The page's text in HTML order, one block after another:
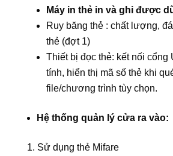
Máy in thẻ in và ghi được
Ruy băng thẻ : chất lượng,
thẻ (đợt 1)
Thiết bị đọc thẻ: kết nối cổng
tính, hiển thị mã số thẻ khi
file/chương trình tùy chọn.
Hệ thống quản lý cửa ra vào:
Sử dụng thẻ Mifare